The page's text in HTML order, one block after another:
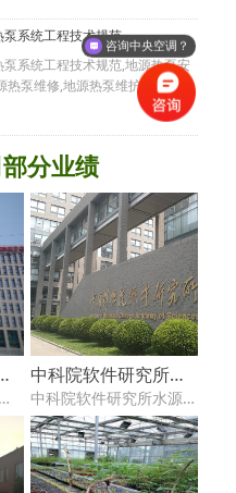
施工,
热泵价格表,地源热泵费用表,地源
算表,地源热泵系统每平米造价,地
每平米造价多少钱,
源热泵是空调吗,地源热泵是中央
,地源热泵是可再生能源吗,地源热
,地源热泵是啥原理,地源热泵的概
热泵的作用,地源热泵作用,地源热
电吗,地源热泵怎么制热,地源热泵
吗,地源热泵是干什么用的,地源热
,地源热泵是什么原理,地源热泵
源热泵采暖,地源热泵好处,地源热
源热泵缺点,地源热泵优缺点,地源
不好,地源热泵好不好用,地源热泵
,
泵系统工程技术规范
泵系统工程技术规范,地源热泵安
热泵维修,地源热泵维护保养,地源
管,地源热泵电话13811313272,
泵多少钱,地源热泵系统工程技术
热泵安装改造 维修保养,地源热
托管,技术可靠,经验丰富
区15年地源热泵安装改造 维修保
,技术精湛，专业解决各种地源热
难题，欢迎咨询各种地源热泵安
维修保养技术难题！
保养,地源热泵系统安装改造
地源热泵公司,地源热泵维修,地源热泵维修保养,地源热泵安装,地源热泵电话13811313272,地源热泵维修保养,地源热泵系统安装改造，
中科院软件研究所水源热泵维保
中科院软件研究所水源热泵维保
地源热泵公司,地源热泵维修,地源热泵维修保养,地源热泵安装,地源热泵电话13811313272
专业地源热泵维修保养,运营托管,安装改造技术可靠,经验丰富
北京地区15年地源热泵维修保养 安装改造经验,技术精湛，专业解决各种地源热泵系统难题，欢迎咨询各种地源热泵维修保养 安装改造技术难题！
分业绩
献碧水蓝天；
生命；服务准则——追求卓越 真
的地源热泵质量、优质的地源热
格、做好客户每个地源热泵项
坚定的承诺。
咨询中央空调？